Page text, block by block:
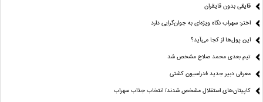
قایقی بدون قایقران
اختر: سهراب نگاه ویژه‌ای به جوان‌گرایی دارد
این پول‌ها از کجا می‌آید؟
تیم بعدی محمد صلاح مشخص شد
معرفی دبیر جدید فدراسیون کشتی
کاپیتان‌های استقلال مشخص شدند/ انتخاب جذاب سهراب